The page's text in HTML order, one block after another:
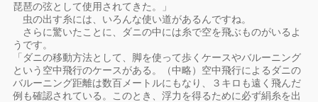
琵琶の弦として使用されてきた。」
虫の出す糸には、いろんな使い道があるんですね。
さらに驚いたことに、ダニの中には糸で空を飛ぶものがいるよ
うです。
「ダニの移動方法として、脚を使って歩くケースやバルーニング
という空中飛行のケースがある。（中略）空中飛行によるダニの
バルーニング距離は数百メートルにもなり、３キロも遠く飛んだ
例も確認されている。このとき、浮力を得るために必ず絹糸を出